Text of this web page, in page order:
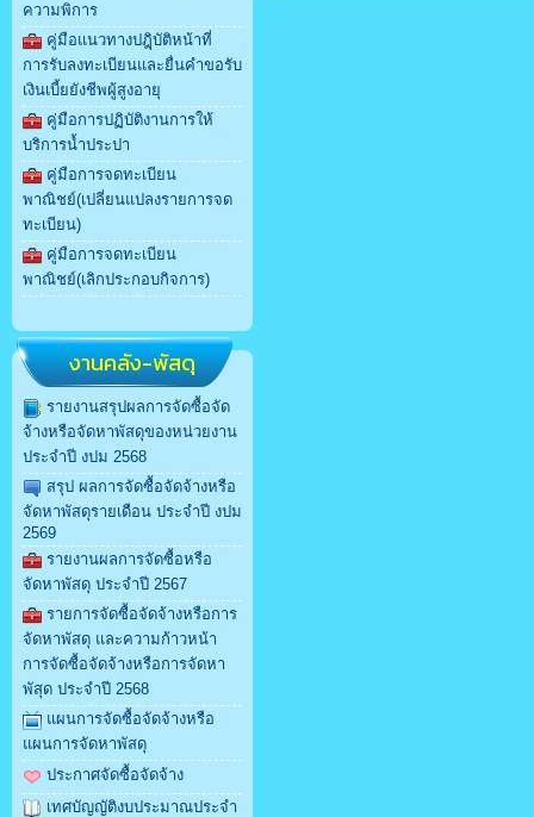
ความพิการ
คู่มือแนวทางปฎฺิบัติหน้าที่
การรับลงทะเบียนและยื่นคำขอรับ
เงินเบี้ยยังชีพผู้สูงอายุ
คู่มือการปฏิบัติงานการให้
บริการน้ำประปา
คู่มือการจดทะเบียน
พาณิชย์(เปลี่ยนแปลงรายการจด
ทะเบียน)
คู่มือการจดทะเบียน
พาณิชย์(เลิกประกอบกิจการ)
งานคลัง-พัสดุ
รายงานสรุปผลการจัดซื้อจัด
จ้างหรือจัดหาพัสดุของหน่วยงาน
ประจำปี งปม 2568
สรุป ผลการจัดซื้อจัดจ้างหรือ
จัดหาพัสดุรายเดือน ประจำปี งปม
2569
รายงานผลการจัดซื้อหรือ
จัดหาพัสดุ ประจำปี 2567
รายการจัดซื้อจัดจ้างหรือการ
จัดหาพัสดุ และความก้าวหน้า
การจัดซื้อจัดจ้างหรือการจัดหา
พัสุด ประจำปี 2568
แผนการจัดซื้อจัดจ้างหรือ
แผนการจัดหาพัสดุ
ประกาศจัดซื้อจัดจ้าง
เทศบัญญัติงบประมาณประจำ